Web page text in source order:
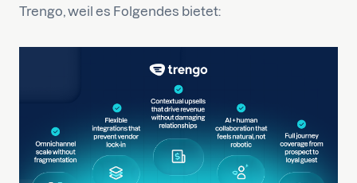
Trengo, weil es Folgendes bietet: